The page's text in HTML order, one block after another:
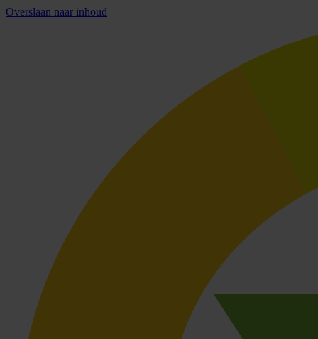
Overslaan naar inhoud